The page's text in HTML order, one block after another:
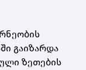
გაიზარდა
ზეთების